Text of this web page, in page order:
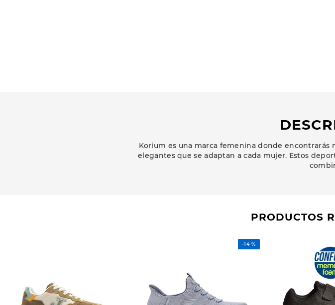
Korium es una marca femenina donde encontrarás
elegantes que se adaptan a cada mujer. Estos
PRODUCTOS
-14 %